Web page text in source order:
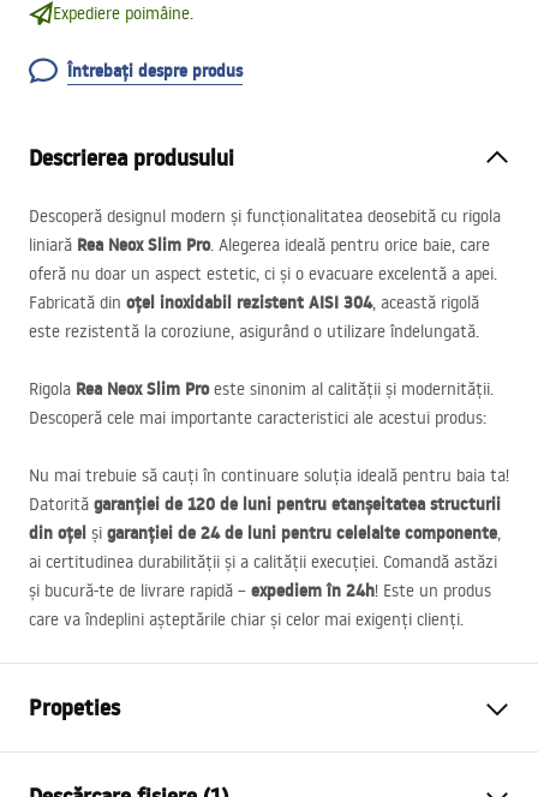
Expediere poimâine.
Întrebați despre produs
Descrierea produsului
Descoperă designul modern și funcționalitatea deosebită cu rigola
liniară Rea Neox Slim Pro. Alegerea ideală pentru orice baie, care
oferă nu doar un aspect estetic, ci și o evacuare excelentă a apei.
Fabricată din oțel inoxidabil rezistent AISI 304, această rigolă
este rezistentă la coroziune, asigurând o utilizare îndelungată.
Rigola Rea Neox Slim Proeste sinonim al calității și modernității.
Descoperă cele mai importante caracteristici ale acestui produs:
Nu mai trebuie să cauți în continuare soluția ideală pentru baia ta!
Datorită garanției de 120 de luni pentru etanșeitatea structurii
din oțel și garanției de 24 de luni pentru celelalte componente,
ai certitudinea durabilității și a calității execuției. Comandă astăzi
și bucură-te de livrare rapidă – expediem în 24h! Este un produs
care va îndeplini așteptările chiar și celor mai exigenți clienți.
Propeties